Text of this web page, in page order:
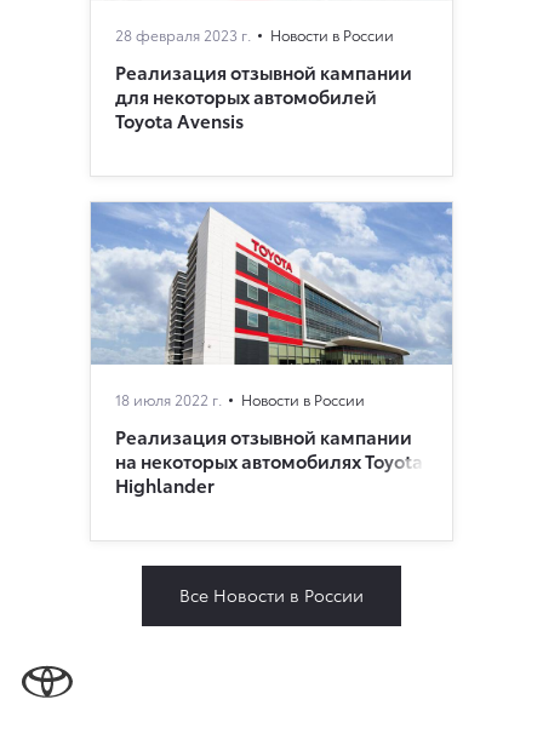
28 февраля 2023 г. Новости в России
Реализация отзывной кампании
для некоторых автомобилей
Toyota Avensis
18 июля 2022 г. Новости в России
Реализация отзывной кампании
на некоторых автомобилях Toyota
Highlander
Все Новости в России